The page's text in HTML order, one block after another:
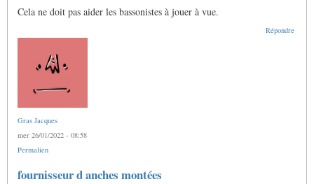
Cela ne doit pas aider les bassonistes à jouer à vue.
Répondre
Gras Jacques
mer 26/01/2022 - 08:58
Permalien
fournisseur d anches montées